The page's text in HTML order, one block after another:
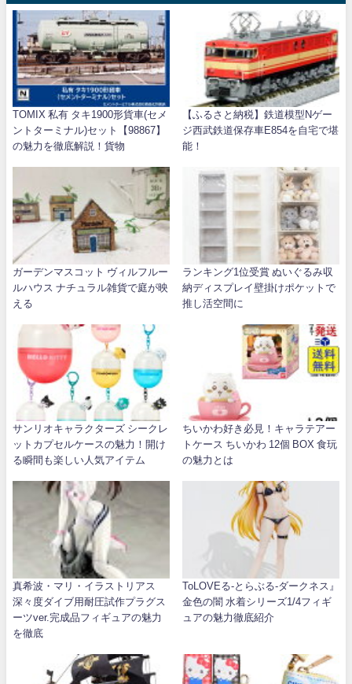
TOMIX 私有 タキ1900形貨車(セメ
ントターミナル)セット【98867】
の魅力を徹底解説！貨物
【ふるさと納税】鉄道模型Nゲー
ジ西武鉄道保存車E854を自宅で堪
能！
ガーデンマスコット ヴィルフルー
ルハウス ナチュラル雑貨で庭が映
える
ランキング1位受賞 ぬいぐるみ収
納ディスプレイ壁掛けポケットで
推し活空間に
サンリオキャラクターズ シークレ
ットカプセルケースの魅力！開け
る瞬間も楽しい人気アイテム
ちいかわ好き必見！キャラテアー
トケース ちいかわ 12個 BOX 食玩
の魅力とは
真希波・マリ・イラストリアス
深々度ダイブ用耐圧試作プラグス
ーツver.完成品フィギュアの魅力
を徹底
ToLOVEる-とらぶる-ダークネス』
金色の闇 水着シリーズ1/4フィギ
ュアの魅力徹底紹介